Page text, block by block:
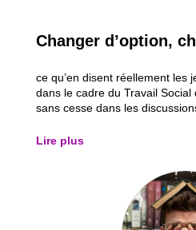
Changer d’option,
ce qu’en disent réellement les
dans le cadre du Travail
sans cesse dans les
Il ne s’agit ni d’un caprice, ni
Lire plus